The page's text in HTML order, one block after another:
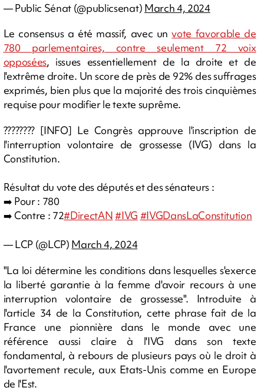
— Public Sénat (@publicsenat) March 4, 2024
Le consensus a été massif, avec unvote favorable de
780 parlementaires, contre seulement 72 voix
opposées, issues essentiellement de la droite et de
l'extrême droite. Un score de près de 92% des suffrages
exprimés, bien plus que la majorité des trois cinquièmes
requise pour modifier le texte suprême.
????????️ [INFO] Le Congrès approuve l'inscription de
l'interruption volontaire de grossesse (IVG) dans la
Constitution.
Résultat du vote des députés et des sénateurs :
➡️ Pour : 780
➡️ Contre : 72#DirectAN#IVG #IVGDansLaConstitution
— LCP (@LCP) March 4, 2024
"La loi détermine les conditions dans lesquelles s'exerce
la liberté garantie à la femme d'avoir recours à une
interruption volontaire de grossesse". Introduite à
l'article 34 de la Constitution, cette phrase fait de la
France une pionnière dans le monde avec une
référence aussi claire à l'IVG dans son texte
fondamental, à rebours de plusieurs pays où le droit à
l'avortement recule, aux Etats-Unis comme en Europe
de l'Est.